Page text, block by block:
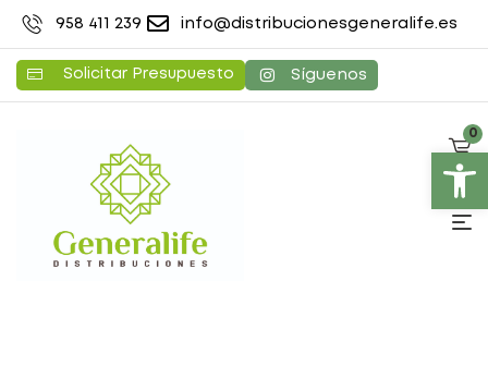
Abrir barra de herramientas
958 411 239 info@distribucionesgeneralife.es
Solicitar Presupuesto Síguenos
0